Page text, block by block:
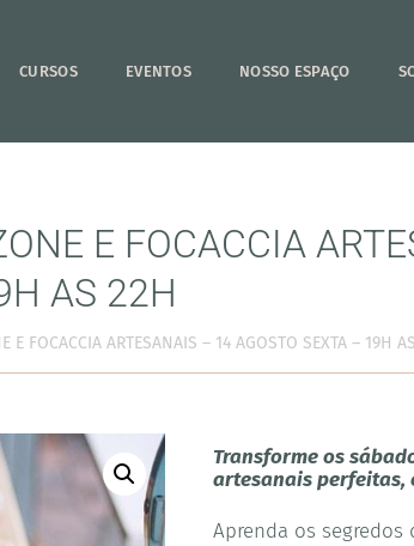
CURSOS EVENTOS NOSSO ESPAÇO
E FOCACCIA
AS 22H
E FOCACCIA ARTESANAIS – 14 AGOSTO SEXTA – 19H
Transforme os
artesanais perfeitas,
Aprenda os segredos